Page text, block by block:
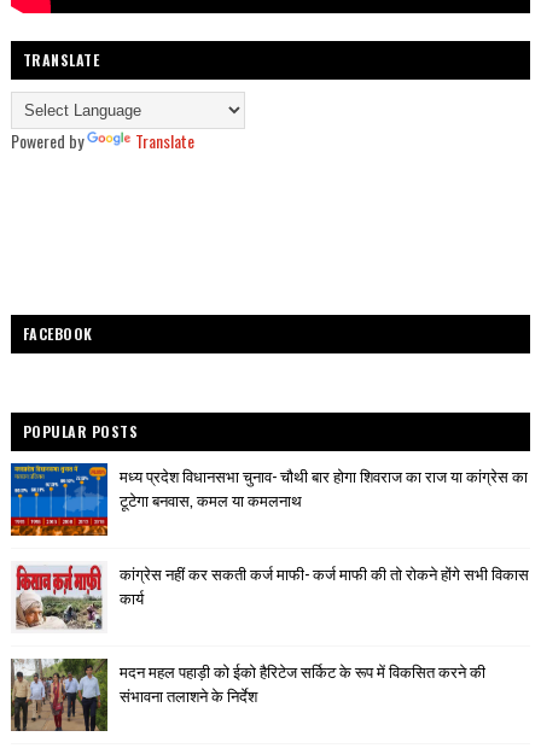
TRANSLATE
Powered by Translate
FACEBOOK
POPULAR POSTS
मध्य प्रदेश विधानसभा चुनाव- चौथी बार होगा शिवराज का राज या कांग्रेस का
टूटेगा बनवास, कमल या कमलनाथ
कांग्रेस नहीं कर सकती कर्ज माफी- कर्ज माफी की तो रोकने होंगे सभी विकास
कार्य
मदन महल पहाड़ी को ईको हैरिटेज सर्किट के रूप में विकसित करने की
संभावना तलाशने के निर्देश